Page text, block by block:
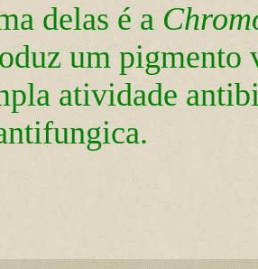
delas é a
um pigmento
atividade